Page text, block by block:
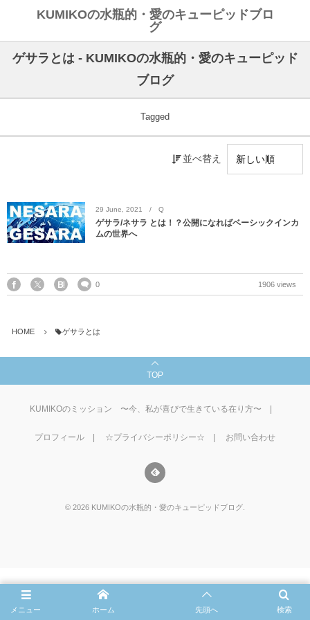
KUMIKOの水瓶的・愛のキューピッドブロ
グ
ゲサラとは - KUMIKOの水瓶的・愛のキューピッド
ブログ
Tagged
並べ替え
29 June 2021 Q
ゲサラ/ネサラ とは！？公開になればベーシックインカ
ムの世界へ
0 1906 views
HOME ゲサラとは
TOP
KUMIKOのミッション 〜今、私が喜びで生きている在り方〜
プロフィール ☆プライバシーポリシー☆ お問い合わせ
© 2026 KUMIKOの水瓶的・愛のキューピッドブログ
メニュー 検索
ホーム 先頭へ